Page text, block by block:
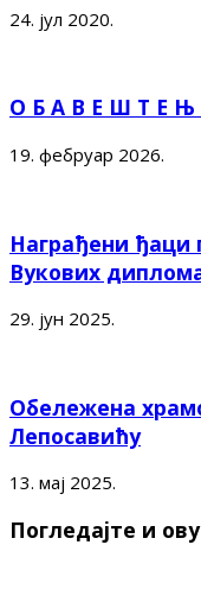
24. јул 2020.
О Б А В Е Ш Т Е Њ
19. фебруар 2026.
Награђени ђаци
Вукових
29. јун 2025.
Обележена
Лепосавићу
13. мај 2025.
Погледајте и